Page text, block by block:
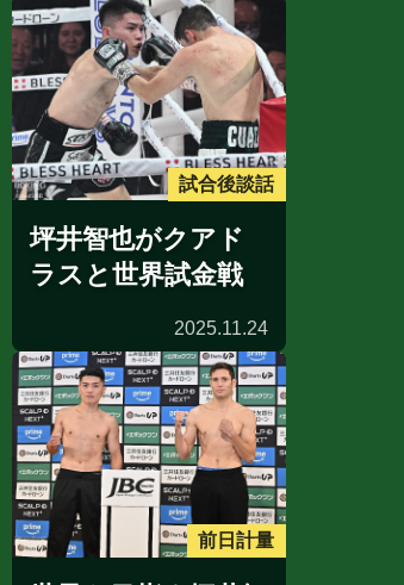
試合後談話
坪井智也がクアド
ラスと世界試金戦
2025.11.24
前日計量